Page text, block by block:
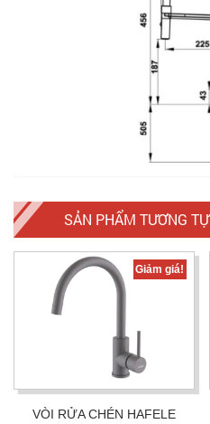
SẢN PHẨM TƯƠNG TỰ
Giảm giá!
VÒI RỬA CHÉN HAFELE